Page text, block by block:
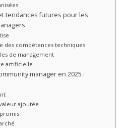
tendances futures pour les
des compétences techniques
de management
artificielle
manager en 2025 :
ajoutée